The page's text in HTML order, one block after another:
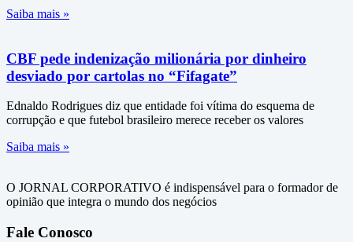
Saiba mais »
CBF pede indenização milionária por dinheiro
desviado por cartolas no “Fifagate”
Ednaldo Rodrigues diz que entidade foi vítima do esquema de
corrupção e que futebol brasileiro merece receber os valores
Saiba mais »
O JORNAL CORPORATIVO é indispensável para o formador de
opinião que integra o mundo dos negócios
Fale Conosco